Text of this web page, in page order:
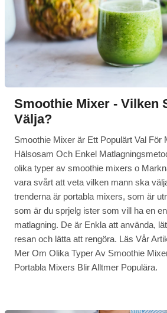
Smoothie Mixer - Vilken
Välja?
Smoothie Mixer är Ett Populärt Val För
Hälsosam Och Enkel
olika typer av smoothie mixers o
vara svårt att veta vilken mann ska
trenderna är portabla mixers, som är
som är du sprjelg ister som vill ha en
matlagning. De är Enkla att använda,
resan och lätta att rengöra. Läs Vår
Mer Om Olika Typer Av Smoothie
Portabla Mixers Blir Alltmer Populära.